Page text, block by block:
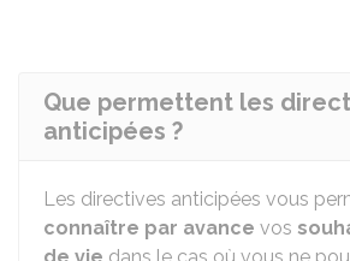
Que permettent les
anticipées ?
Les directives anticipées vous
connaître par avance vos